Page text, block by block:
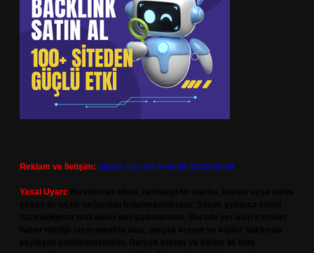
Reklam ve İletişim: Skype: live:.cid.575569c608265c69
Yasal Uyarı: